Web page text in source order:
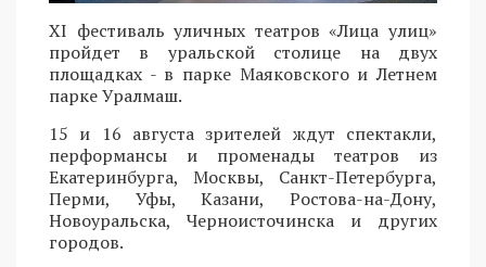
XI фестиваль уличных театров «Лица улиц»
пройдет в уральской столице на двух
площадках - в парке Маяковского и Летнем
парке Уралмаш.
15 и 16 августа зрителей ждут спектакли,
перформансы и променады театров из
Екатеринбурга, Москвы, Санкт-Петербурга,
Перми, Уфы, Казани, Ростова-на-Дону,
Новоуральска, Черноисточинска и других
городов.